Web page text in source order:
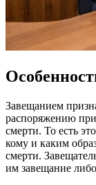
Завещанием
распоряжению
смерти. То есть
кому и каким
смерти.
им завещание